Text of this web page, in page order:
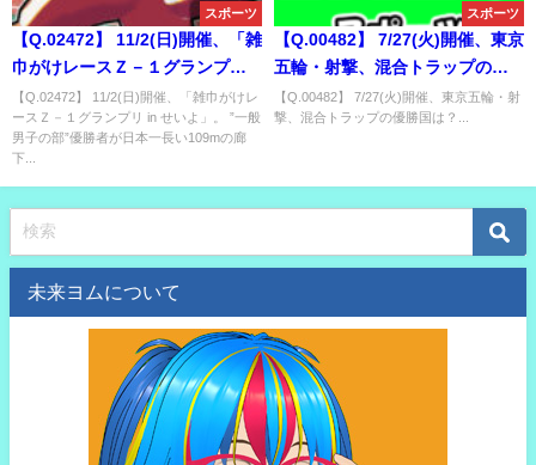
スポーツ
【Q.02472】 11/2(日)開催、「雑
巾がけレースＺ－１グランプリ
in せいよ」。 ”一般男子の部”優
勝者が日本一長い109mの廊下を
雑巾がけするタイムは？
【Q.02472】 11/2(日)開催、「雑巾がけレ
ースＺ－１グランプリ in せいよ」。 ”一般
男子の部”優勝者が日本一長い109mの廊
下...
スポーツ
【Q.00482】 7/27(火)開催、東京
五輪・射撃、混合トラップの優
勝国は？
【Q.00482】 7/27(火)開催、東京五輪・射
撃、混合トラップの優勝国は？...
未来ヨムについて